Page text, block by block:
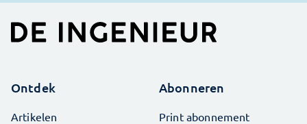
Ontdek
Artikelen
Abonneren
Print abonnement